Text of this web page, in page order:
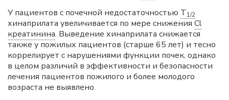
У пациентов с почечной недостаточностью T1/2
хинаприлата увеличивается по мере снижения Cl
креатинина. Выведение хинаприлата снижается
также у пожилых пациентов (старше 65 лет) и тесно
коррелирует с нарушениями функции почек, однако
в целом различий в эффективности и безопасности
лечения пациентов пожилого и более молодого
возраста не выявлено.